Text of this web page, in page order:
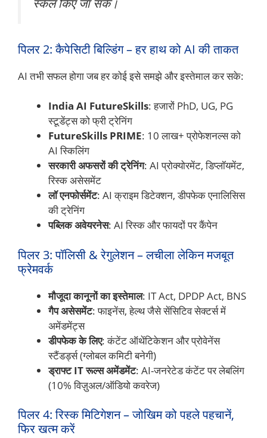
पिलर 2: कैपेसिटी बिल्डिंग – हर हाथ को AI की ताकत
AI तभी सफल होगा जब हर कोई इसे समझे और इस्तेमाल कर सके:
India AI FutureSkills: हजारों PhD, UG, PG
स्टूडेंट्स को फ्री ट्रेनिंग
FutureSkills PRIME: 10 लाख+ प्रोफेशनल्स को
AI स्किलिंग
सरकारी अफसरों की ट्रेनिंग: AI प्रोक्योरमेंट, डिप्लॉयमेंट,
रिस्क असेसमेंट
लॉ एनफोर्समेंट: AI क्राइम डिटेक्शन, डीपफेक एनालिसिस
की ट्रेनिंग
पब्लिक अवेयरनेस: AI रिस्क और फायदों पर कैंपेन
पिलर 3: पॉलिसी & रेगुलेशन – लचीला लेकिन मजबूत
फ्रेमवर्क
मौजूदा कानूनों का इस्तेमाल: IT Act, DPDP Act, BNS
गैप असेसमेंट: फाइनेंस, हेल्थ जैसे सेंसिटिव सेक्टर्स में
अमेंडमेंट्स
डीपफेक के लिए: कंटेंट ऑथेंटिकेशन और प्रोवेनेंस
स्टैंडर्ड्स (ग्लोबल कमिटी बनेगी)
ड्राफ्ट IT रूल्स अमेंडमेंट: AI-जनरेटेड कंटेंट पर लेबलिंग
(10% विज़ुअल/ऑडियो कवरेज)
पिलर 4: रिस्क मिटिगेशन – जोखिम को पहले पहचानें,
फिर खत्म करें